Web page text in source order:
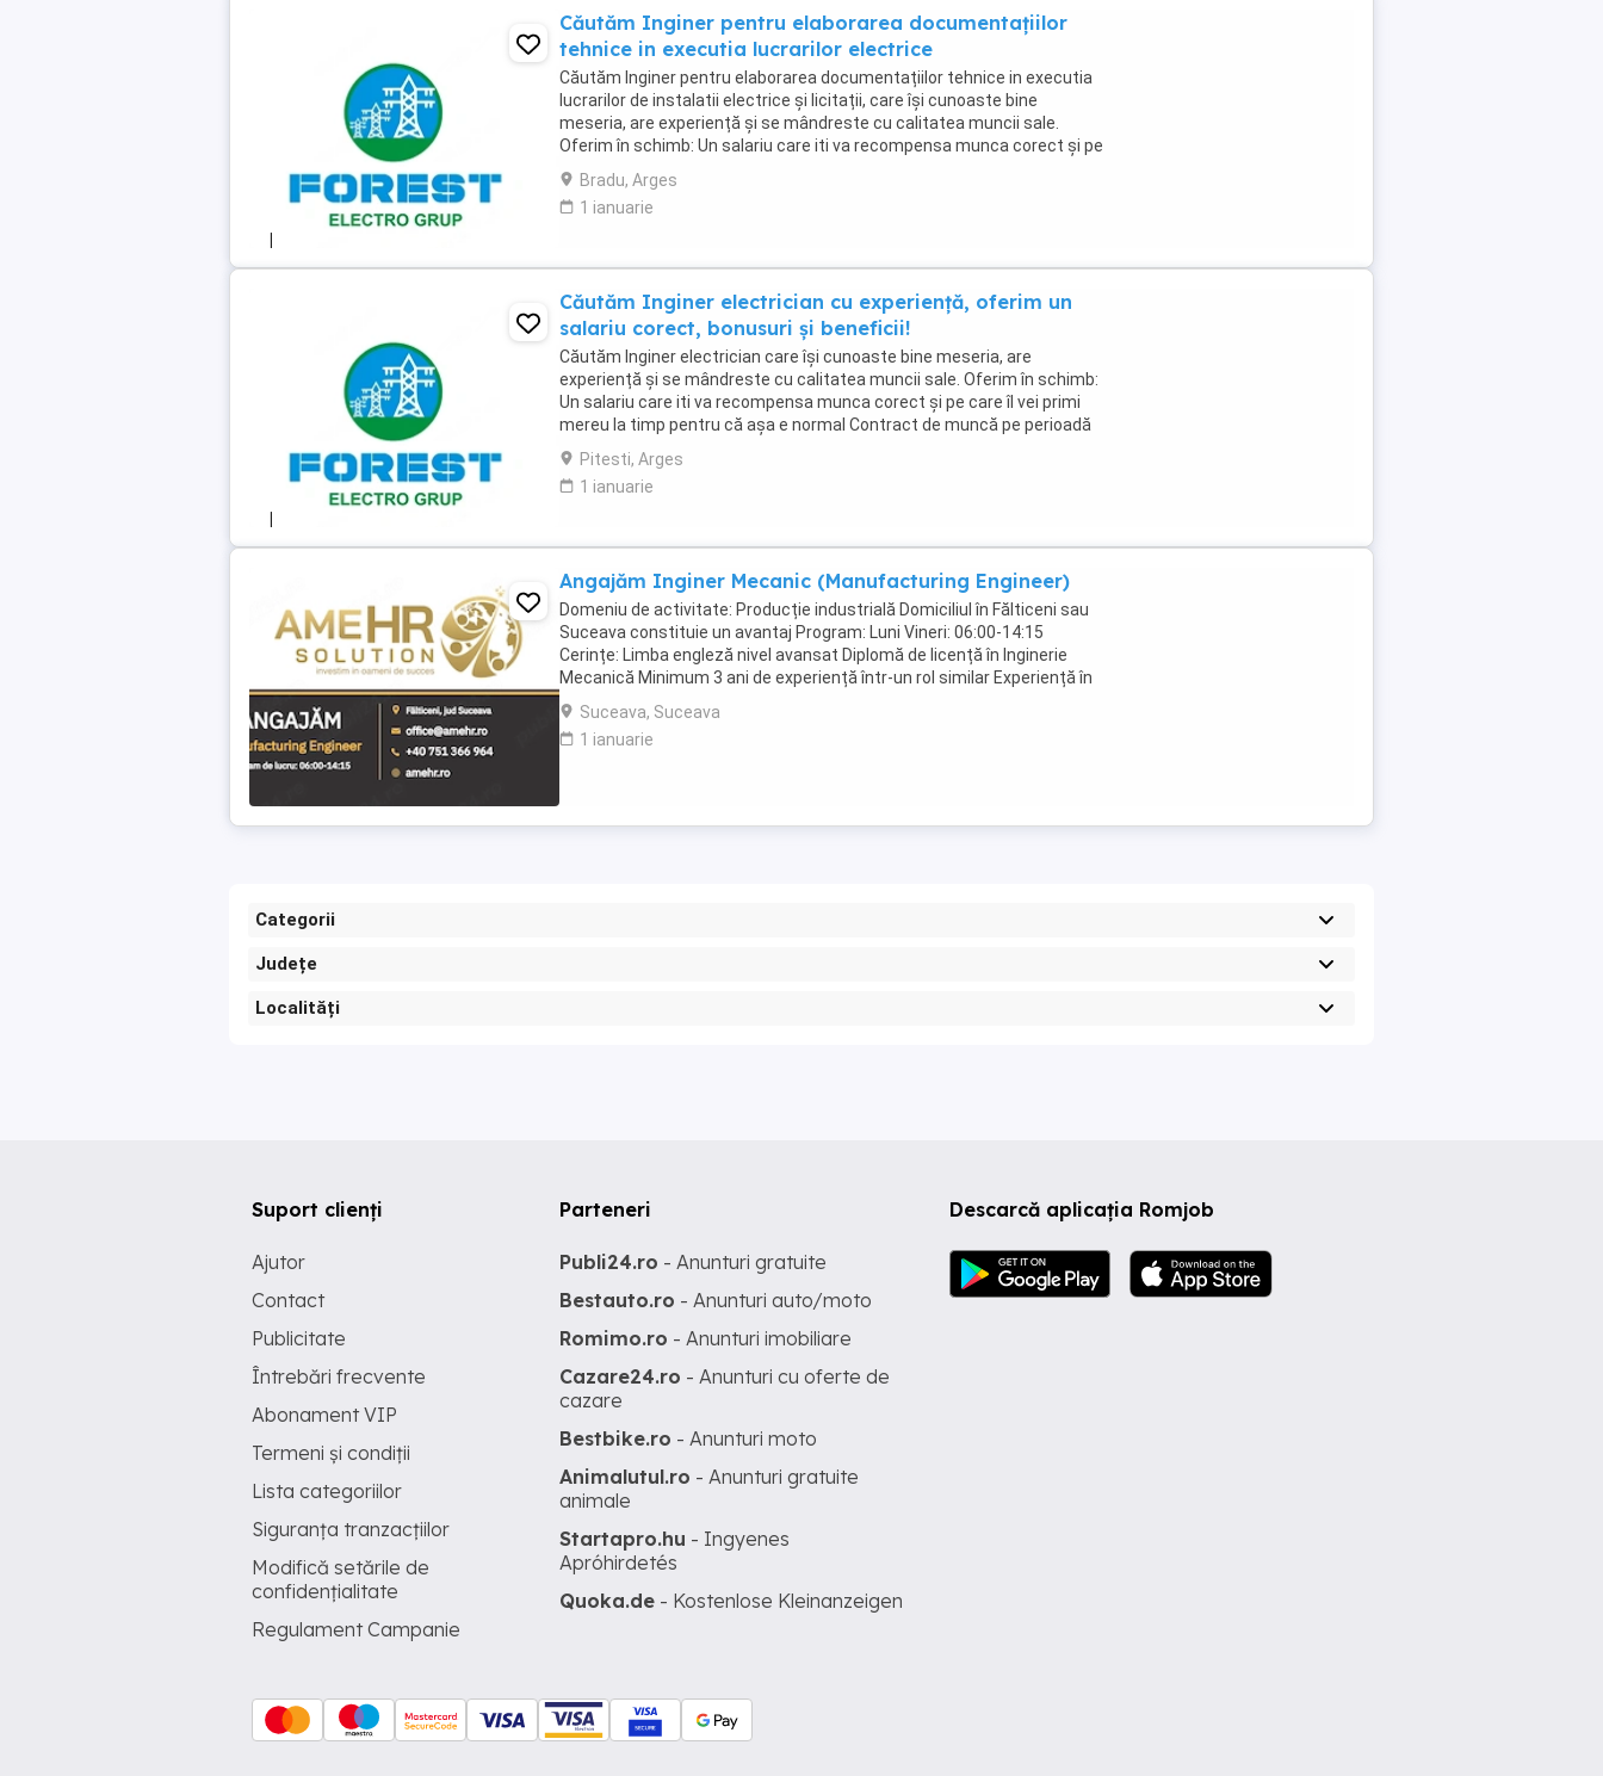
Căutăm Inginer pentru elaborarea documentațiilor
tehnice in executia lucrarilor electrice
Căutăm Inginer pentru elaborarea documentațiilor tehnice in executia
lucrarilor de instalatii electrice și licitații, care își cunoaste bine
meseria, are experiență și se mândreste cu calitatea muncii sale.
Oferim în schimb: Un salariu care iti va recompensa munca corect și pe
care îl vei primi mereu ...
Bradu, Arges
1 ianuarie
Căutăm Inginer electrician cu experiență, oferim un
salariu corect, bonusuri și beneficii!
Căutăm Inginer electrician care își cunoaste bine meseria, are
experiență și se mândreste cu calitatea muncii sale. Oferim în schimb:
Un salariu care iti va recompensa munca corect și pe care îl vei primi
mereu la timp pentru că așa e normal Contract de muncă pe perioadă
nedeterminată. Iți respectăm ...
Pitesti, Arges
1 ianuarie
Angajăm Inginer Mecanic (Manufacturing Engineer)
Domeniu de activitate: Producție industrială Domiciliul în Fălticeni sau
Suceava constituie un avantaj Program: Luni Vineri: 06:00-14:15
Cerințe: Limba engleză nivel avansat Diplomă de licență în Inginerie
Mecanică Minimum 3 ani de experiență într-un rol similar Experiență în
documentație tehnică, ...
Suceava, Suceava
1 ianuarie
Categorii
Județe
Localități
Descarcă aplicația Romjob
Suport clienți
Ajutor
Contact
Publicitate
Întrebări frecvente
Abonament VIP
Termeni și condiții
Lista categoriilor
Siguranța tranzacțiilor
Modifică setările de
confidențialitate
Regulament Campanie
Parteneri
Publi24.ro - Anunturi gratuite
Bestauto.ro - Anunturi auto/moto
Romimo.ro - Anunturi imobiliare
Cazare24.ro - Anunturi cu oferte de
cazare
Bestbike.ro - Anunturi moto
Animalutul.ro - Anunturi gratuite
animale
Startapro.hu - Ingyenes
Apróhirdetés
Quoka.de - Kostenlose Kleinanzeigen